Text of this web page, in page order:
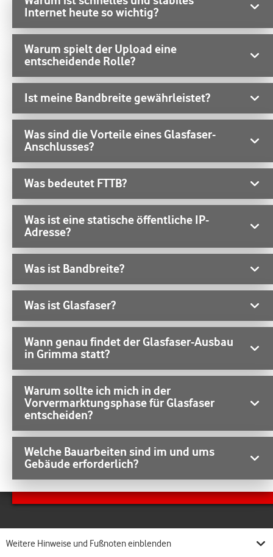
Internet heute so wichtig?
Warum spielt der Upload eine
entscheidende Rolle?
Ist meine Bandbreite gewährleistet?
Was sind die Vorteile eines Glasfaser-
Anschlusses?
Was bedeutet FTTB?
Was ist eine statische öffentliche IP-
Adresse?
Was ist Bandbreite?
Was ist Glasfaser?
Wann genau findet der Glasfaser-Ausbau
in Grimma statt?
Warum sollte ich mich in der
Vorvermarktungsphase für Glasfaser
entscheiden?
Welche Bauarbeiten sind im und ums
Gebäude erforderlich?
Weitere Hinweise und Fußnoten einblenden